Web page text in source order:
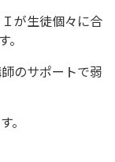
が生徒個々に合
のサポートで弱
。